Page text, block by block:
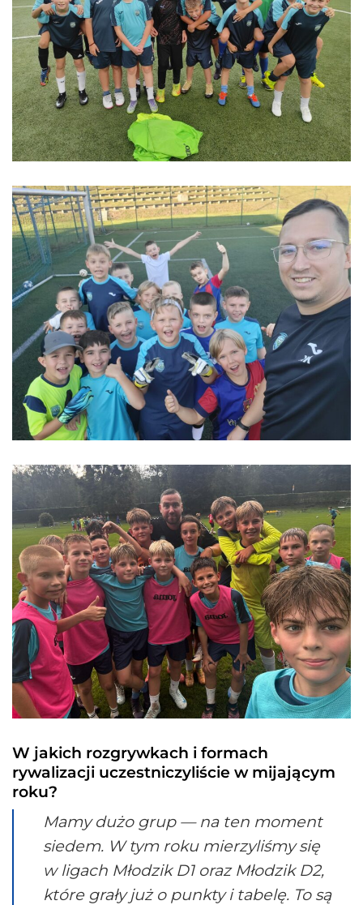
W jakich rozgrywkach i formach
rywalizacji uczestniczyliście w mijającym
roku?
Mamy dużo grup — na ten moment
siedem. W tym roku mierzyliśmy się
w ligach Młodzik D1 oraz Młodzik D2,
które grały już o punkty i tabelę. To są